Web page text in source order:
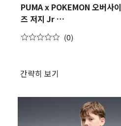
PUMA x POKEMON 오버사이
즈 저지 Jr
Oversized Jersey Jr
(0)
간략히 보기